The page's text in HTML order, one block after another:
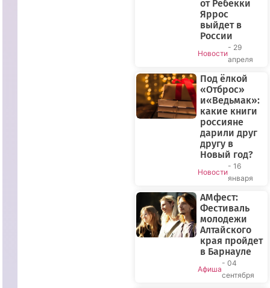
ПРЯМОЙ
ЭФИР
от Ребекки
Яррос
выйдет в
России
Новости
- 29
апреля
Под ёлкой
«Отброс»
и«Ведьмак»:
какие книги
россияне
дарили друг
другу в
Новый год?
Новости
- 16
января
АМфест:
Фестиваль
молодежи
Алтайского
края пройдет
в Барнауле
Афиша
- 04
сентября